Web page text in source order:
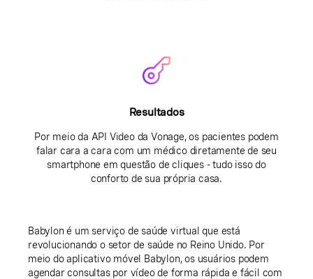
Resultados
Por meio da API Video da Vonage, os pacientes podem
falar cara a cara com um médico diretamente de seu
smartphone em questão de cliques - tudo isso do
conforto de sua própria casa.
Babylon é um serviço de saúde virtual que está
revolucionando o setor de saúde no Reino Unido. Por
meio do aplicativo móvel Babylon, os usuários podem
agendar consultas por vídeo de forma rápida e fácil com